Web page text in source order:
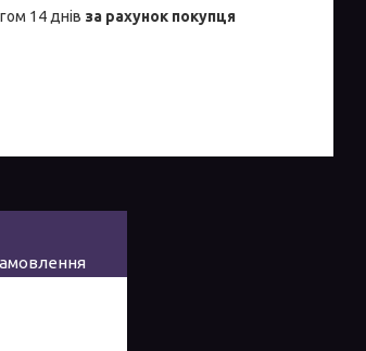
14 днів за рахунок покупця